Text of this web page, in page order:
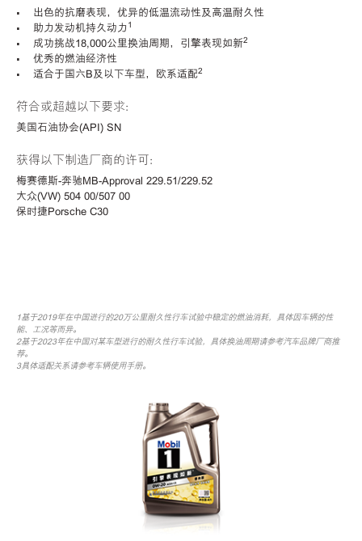
• 出色的抗磨表现，优异的低温流动性及高温耐久性
• 助力发动机持久动力 1
• 成功挑战18,000公里换油周期，引擎表现如新2
• 优秀的燃油经济性
• 适合于国六B及以下车型，欧系适配2
符合或超越以下要求：
美国石油协会(API) SN
获得以下制造厂商的许可：
梅赛德斯-奔驰MB-Approval 229.51/229.52
大众(VW) 504 00/507 00
保时捷Porsche C30
1基于2019年在中国进行的20万公里耐久性行车试验中稳定的燃油消耗，具体因车辆的性
能、工况等而异。
2基于2023年在中国对某车型进行的耐久性行车试验，具体换油周期请参考汽车品牌厂商推
荐。
3具体适配关系请参考车辆使用手册。